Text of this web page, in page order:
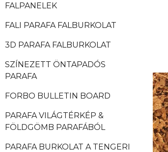
FALPANELEK
FALI PARAFA FALBURKOLAT
3D PARAFA FALBURKOLAT
SZÍNEZETT ÖNTAPADÓS
PARAFA
FORBO BULLETIN BOARD
PARAFA VILÁGTÉRKÉP &
FÖLDGÖMB PARAFÁBÓL
PARAFA BURKOLAT A TENGERI